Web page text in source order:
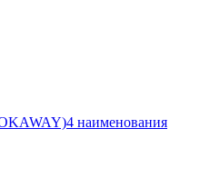
4 наименования